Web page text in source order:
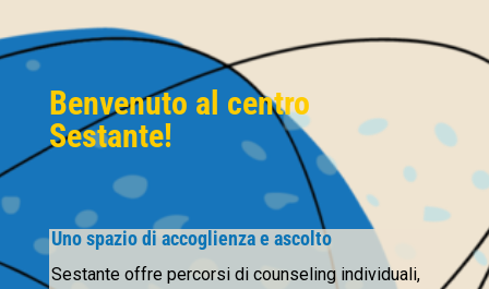
Benvenuto al centro
Sestante!
Uno spazio di accoglienza e ascolto
Sestante offre percorsi di counseling individuali,